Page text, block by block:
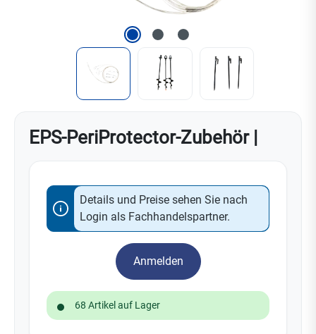
EPS-PeriProtector-Zubehör |
Details und Preise sehen Sie nach
Login als Fachhandelspartner.
Anmelden
68 Artikel auf Lager